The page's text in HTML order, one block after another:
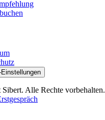
Alle Rechte vorbehalten.